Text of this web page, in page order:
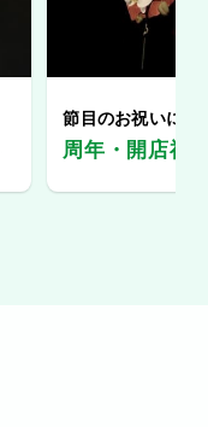
節目のお祝いに、
周年・開店祝